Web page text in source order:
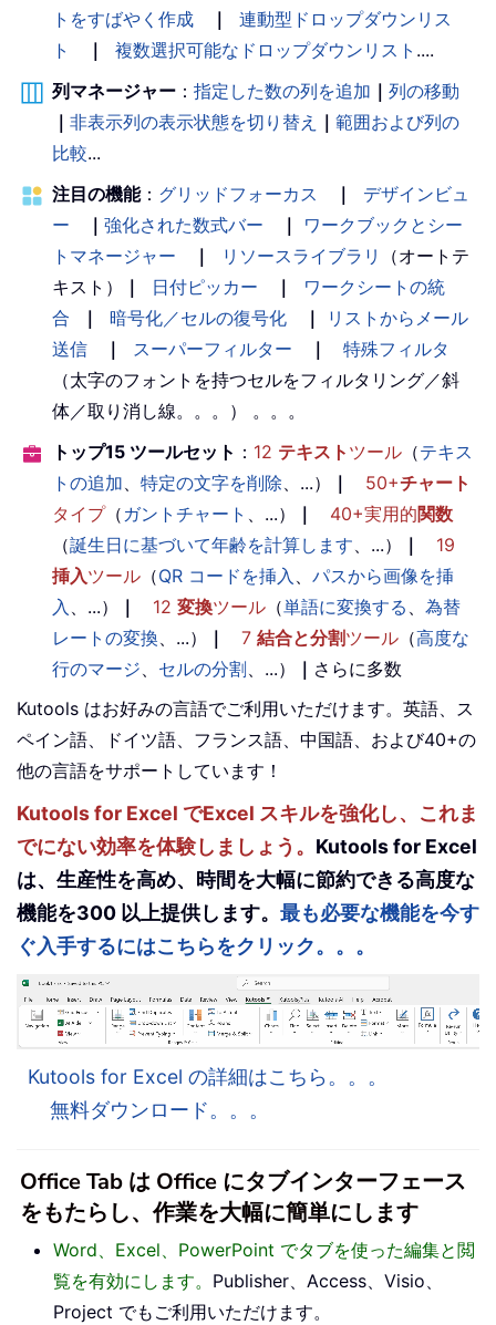
トをすばやく作成
｜
連動型ドロップダウンリス
ト
｜ 複数選択可能なドロップダウンリスト ....
列マネージャー ： 指定した数の列を追加 ｜ 列の移動
｜ 非表示列の表示状態を切り替え ｜ 範囲および列の
比較...
注目の機能： グリッドフォーカス ｜
デザインビュ
ー
｜ 強化された数式バー ｜
ワークブックとシー
トマネージャー
｜ リソースライブラリ
（オートテ
キスト）
｜ 日付ピッカー ｜
ワークシートの統
合
｜ 暗号化／セルの復号化 ｜
リストからメール
送信
｜ スーパーフィルター ｜
特殊フィルタ
（太字のフォントを持つセルをフィルタリング／斜
体／取り消し線。。。） 。。。
トップ15 ツールセット ： 12 テキスト ツール （テキス
トの追加、 特定の文字を削除、...） ｜ 50+チャート
タイプ（ ガントチャート 、...） ｜ 40+実用的関数
（誕生日に基づいて年齢を計算します、...） ｜
19
挿入ツール （QR コードを挿入 、 パスから画像を挿
入 、...） ｜ 12 変換ツール （単語に変換する 、 為替
レートの変換、...） ｜ 7 結合と分割ツール （高度な
行のマージ、 セルの分割、...） ｜ さらに多数
Kutools はお好みの言語でご利用いただけます。英語、ス
ペイン語、ドイツ語、フランス語、中国語、および40+の
他の言語をサポートしています！
Kutools for Excel でExcel スキルを強化し、これま
でにない効率を体験しましょう。 Kutools for Excel
は、生産性を高め、時間を大幅に節約できる高度な
機能を300 以上提供します。 最も必要な機能を今す
ぐ入手するにはこちらをクリック。。。
Kutools for Excel の詳細はこちら。。。
無料ダウンロード。。。
Office Tab は Office にタブインターフェース
をもたらし、作業を大幅に簡単にします
Word、Excel、PowerPoint でタブを使った編集と閲
覧を有効にします。 Publisher、Access、Visio、
Project でもご利用いただけます。